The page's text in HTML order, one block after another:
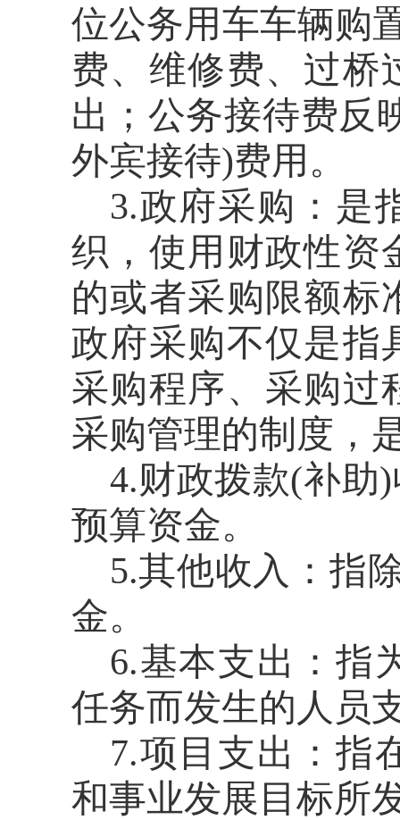
位公务用车车辆购
费、维修费、过桥
出；公务接待费反
外宾接待)费用。
3.政府采购：是
织，使用财政性资
的或者采购限额标
政府采购不仅是指
采购程序、采购过
采购管理的制度，
4.财政拨款(补助
预算资金。
5.其他收入：指
金。
6.基本支出：指
任务而发生的人员
7.项目支出：指
和事业发展目标所